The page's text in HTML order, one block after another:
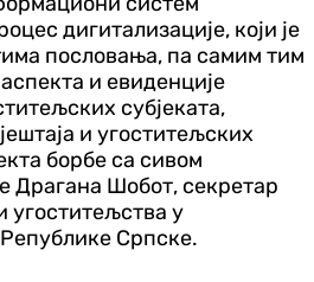
дигитализације, који је
пословања, па самим тим
и евиденције
субјеката,
и угоститељских
борбе са сивом
Драгана Шобот, секретар
у
Српске.